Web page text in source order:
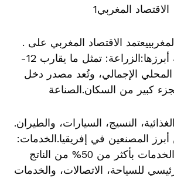
الاقتصاد المغربي1
. هيكل الاقتصاد المغربييعتمد الاقتصاد المغربي على
قطاعات متنوعة أبرزها:الزراعة: تمثل ما يقارب 12-
المحلي الإجمالي، وتُعد مصدر دخل
النسيج، السيارات، والطيران.
المصنعين في إفريقيا.الخدمات:
يساهم قطاع الخدمات بأكثر من 50% من الناتج
للسياحة، الاتصالات، والخدمات